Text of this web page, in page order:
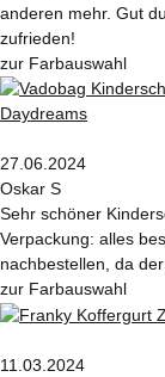
anderen mehr. Gut
zufrieden!
zur Farbauswahl
27.06.2024
Oskar S
Sehr schöner
Verpackung: alles
nachbestellen, da
zur Farbauswahl
11.03.2024